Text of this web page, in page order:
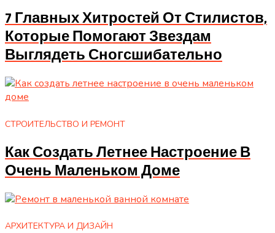
7 Главных Хитростей От Стилистов,
Которые Помогают Звездам
Выглядеть Сногсшибательно
СТРОИТЕЛЬСТВО И РЕМОНТ
Как Создать Летнее Настроение В
Очень Маленьком Доме
АРХИТЕКТУРА И ДИЗАЙН